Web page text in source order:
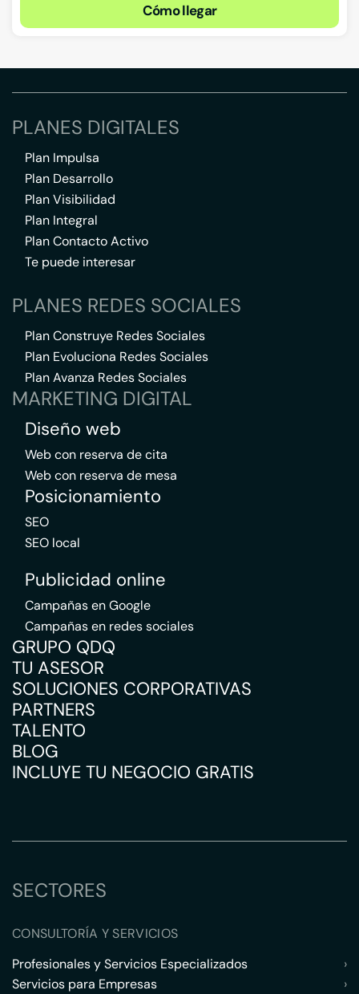
Cómo llegar
PLANES DIGITALES
Plan Impulsa
Plan Desarrollo
Plan Visibilidad
Plan Integral
Plan Contacto Activo
Te puede interesar
PLANES REDES SOCIALES
Plan Construye Redes Sociales
Plan Evoluciona Redes Sociales
Plan Avanza Redes Sociales
MARKETING DIGITAL
Diseño web
Web con reserva de cita
Web con reserva de mesa
Posicionamiento
SEO
SEO local
Publicidad online
Campañas en Google
Campañas en redes sociales
GRUPO QDQ
TU ASESOR
SOLUCIONES CORPORATIVAS
PARTNERS
TALENTO
BLOG
INCLUYE TU NEGOCIO GRATIS
SECTORES
CONSULTORÍA Y SERVICIOS
Profesionales y Servicios Especializados
›
Servicios para Empresas
›